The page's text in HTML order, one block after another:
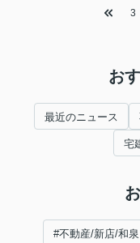
3
お
最近のニュース
宅
#不動産/新店/和泉